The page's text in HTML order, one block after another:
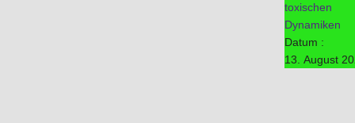
toxischen
Dynamiken
Datum :
13. August